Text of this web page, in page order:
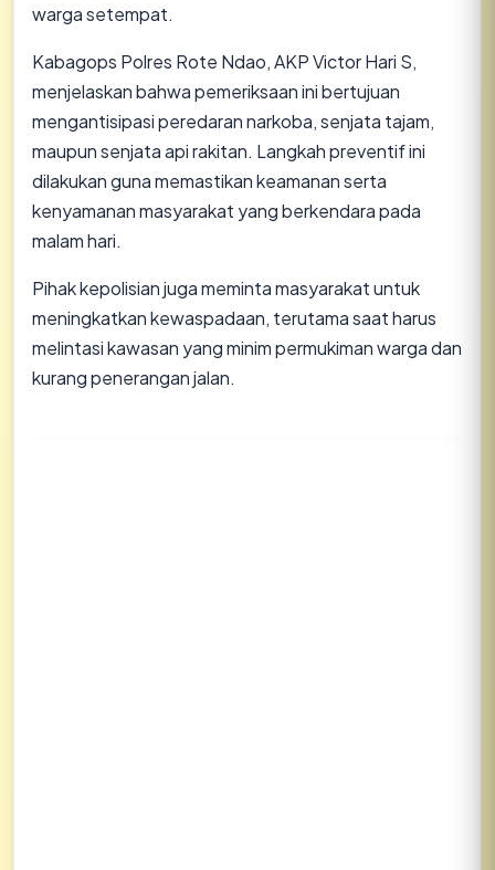
warga setempat.
​Kabagops Polres Rote Ndao, AKP Victor Hari S,
menjelaskan bahwa pemeriksaan ini bertujuan
mengantisipasi peredaran narkoba, senjata tajam,
maupun senjata api rakitan. Langkah preventif ini
dilakukan guna memastikan keamanan serta
kenyamanan masyarakat yang berkendara pada
malam hari.
​Pihak kepolisian juga meminta masyarakat untuk
meningkatkan kewaspadaan, terutama saat harus
melintasi kawasan yang minim permukiman warga dan
kurang penerangan jalan.